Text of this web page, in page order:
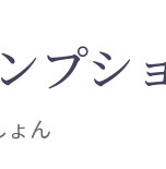
プシ
ょん